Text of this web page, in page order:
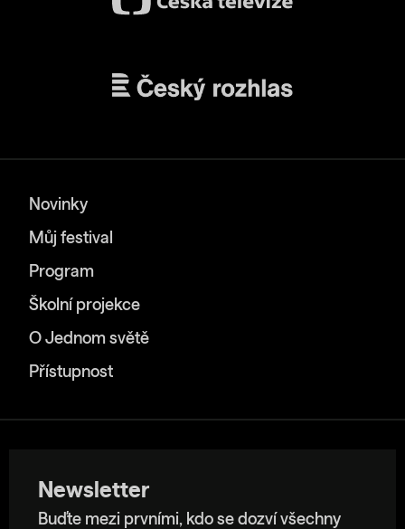
Novinky
Můj festival
Program
Školní projekce
O Jednom světě
Přístupnost
Newsletter
Buďte mezi prvními, kdo se dozví všechny